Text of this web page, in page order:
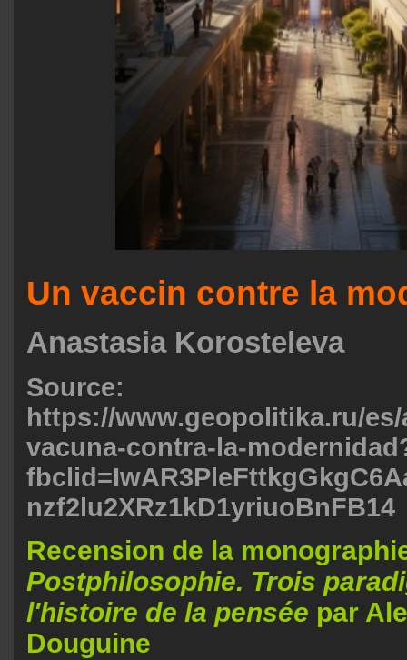
Un vaccin contre la
Anastasia Korosteleva
Source:
https://www.geopolitika.ru/
vacuna-contra-la-
nzf2lu2XRz1kD1yriuoBnFB14
Recension de la
Postphilosophie. Trois
l'histoire de la pensée par
Douguine